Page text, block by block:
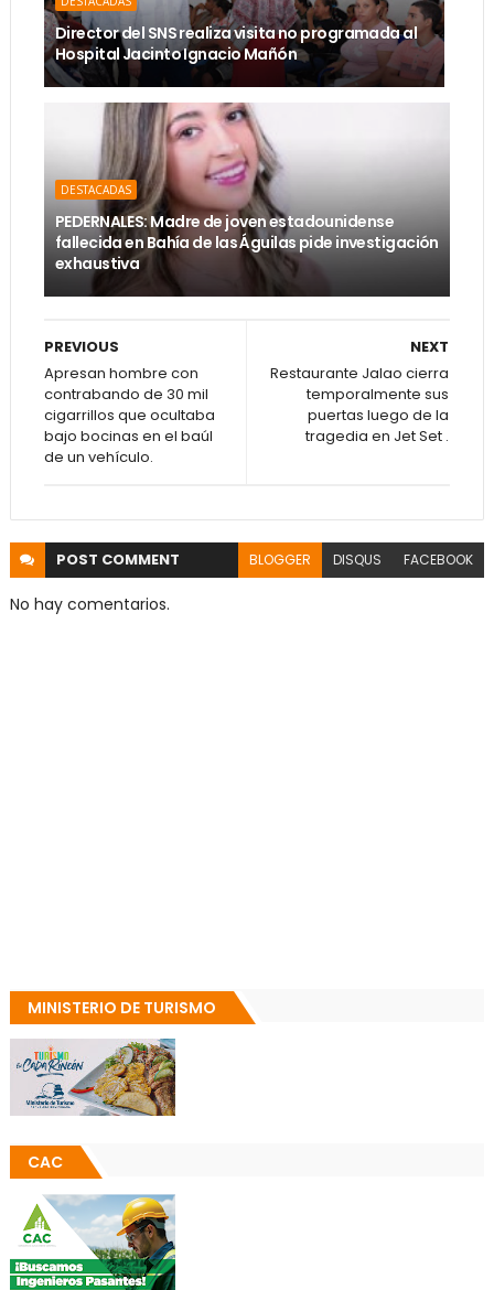
Director del SNS realiza visita no programada al
Hospital Jacinto Ignacio Mañón
DESTACADAS
PEDERNALES: Madre de joven estadounidense
fallecida en Bahía de las Águilas pide investigación
exhaustiva
NEXT
Restaurante Jalao cierra
temporalmente sus
puertas luego de la
tragedia en Jet Set .
PREVIOUS
Apresan hombre con
contrabando de 30 mil
cigarrillos que ocultaba
bajo bocinas en el baúl
de un vehículo.
POST COMMENT BLOGGER DISQUS FACEBOOK
No hay comentarios.
MINISTERIO DE TURISMO
CAC